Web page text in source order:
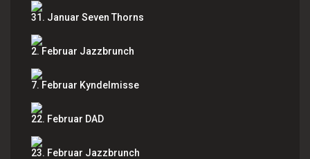
31. Januar Seven Thorns
2. Februar Jazzbrunch
7. Februar Kyndelmisse
22. Februar DAD
23. Februar Jazzbrunch